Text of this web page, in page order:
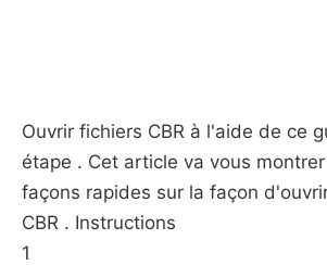
Ouvrir fichiers CBR à l'aide de ce
étape . Cet article va vous
façons rapides sur la façon
CBR . Instructions
1